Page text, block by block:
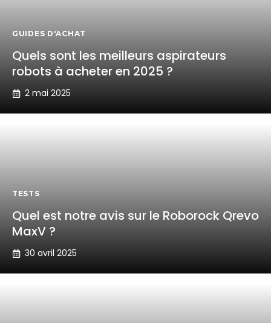
GUIDES D'ACHAT
Quels sont les meilleurs aspirateurs
robots à acheter en 2025 ?
2 mai 2025
TESTS
Quel est notre avis sur le Roborock Qrevo
MaxV ?
30 avril 2025